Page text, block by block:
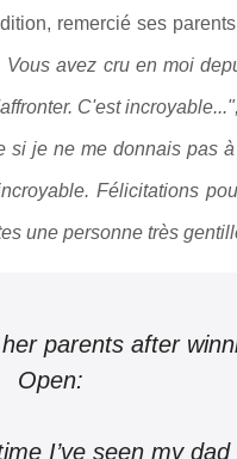
remercié ses parents
avez cru en moi
C'est
si je ne me donnais pas
Félicitations
une personne très
parents after
Open:
I’ve seen my dad